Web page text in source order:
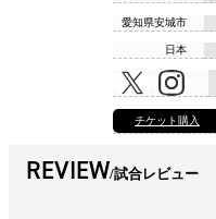
愛知県安城市
日本
チケット購入
REVIEW 試合レビュー